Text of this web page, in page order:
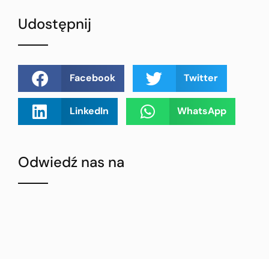
Udostępnij
Facebook Twitter
LinkedIn WhatsApp
Odwiedź nas na